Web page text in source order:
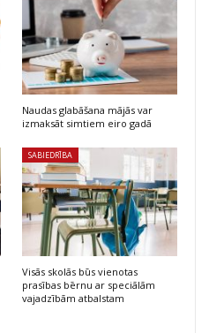
Naudas glabāšana mājās var
izmaksāt simtiem eiro gadā
SABIEDRĪBA
Visās skolās būs vienotas
prasības bērnu ar speciālām
vajadzībām atbalstam